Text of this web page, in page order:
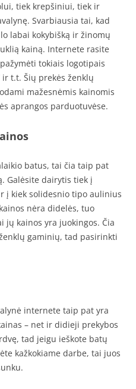
tiek krepšiniui, tiek ir
Svarbiausia tai, kad
labai kokybišką ir žinomų
kainą. Internete rasite
tokiais logotipais
ir t.t. Šių prekės ženklų
mažesnėmis kainomis
aprangos parduotuvėse.
batus, tai čia taip pat
Galėsite dairytis tiek į
į kiek solidesnio tipo aulinius
nėra didelės, tuo
jų kainos yra juokingos. Čia
gaminių, tad pasirinkti
internete taip pat yra
– net ir didieji prekybos
tad jeigu ieškote batų
kažkokiame darbe, tai juos